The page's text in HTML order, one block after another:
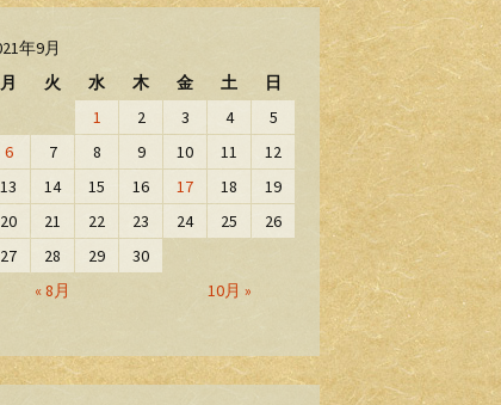
年9月
月
火 水 木 金 土 日
« 8月 10月 »
1 2 3 4
5
6
7 8 9 10 11
12
13
14 15 16 17 18
19
20
21 22 23 24 25
26
27
28 29 30